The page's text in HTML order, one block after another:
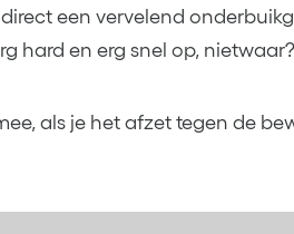
een vervelend
hard en erg snel op, nietwaar?
als je het afzet tegen de